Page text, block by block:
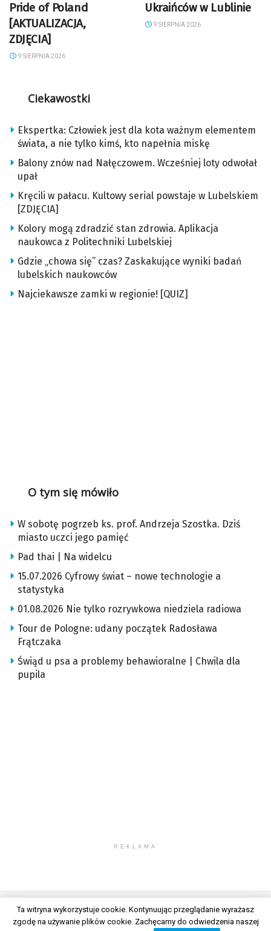
Pride of Poland
[AKTUALIZACJA,
ZDJĘCIA]
9 SIERPNIA 2026
Ukraińców w Lublinie
9 SIERPNIA 2026
Ciekawostki
Ekspertka: Człowiek jest dla kota ważnym elementem
świata, a nie tylko kimś, kto napełnia miskę
Balony znów nad Nałęczowem. Wcześniej loty odwołał
upał
Kręcili w pałacu. Kultowy serial powstaje w Lubelskiem
[ZDJĘCIA]
Kolory mogą zdradzić stan zdrowia. Aplikacja
naukowca z Politechniki Lubelskiej
Gdzie „chowa się” czas? Zaskakujące wyniki badań
lubelskich naukowców
Najciekawsze zamki w regionie! [QUIZ]
O tym się mówiło
W sobotę pogrzeb ks. prof. Andrzeja Szostka. Dziś
miasto uczci jego pamięć
Pad thai | Na widelcu
15.07.2026 Cyfrowy świat – nowe technologie a
statystyka
01.08.2026 Nie tylko rozrywkowa niedziela radiowa
Tour de Pologne: udany początek Radosława
Frątczaka
Świąd u psa a problemy behawioralne | Chwila dla
pupila
REKLAMA
Ta witryna wykorzystuje cookie. Kontynuując przeglądanie wyrażasz
zgodę na używanie plików cookie. Zachęcamy do odwiedzenia naszej